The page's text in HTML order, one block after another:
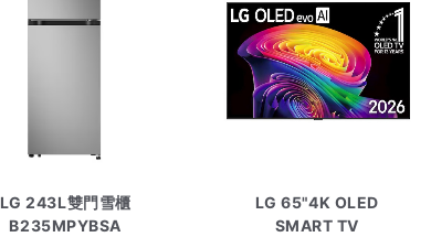
LG 243L雙門雪櫃
B235MPYBSA
LG 65"4K OLED
SMART TV